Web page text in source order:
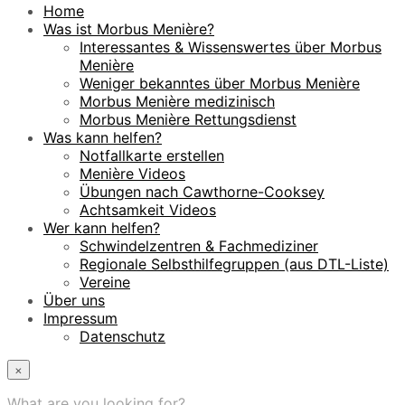
Home
Was ist Morbus Menière?
Interessantes & Wissenswertes über Morbus
Menière
Weniger bekanntes über Morbus Menière
Morbus Menière medizinisch
Morbus Menière Rettungsdienst
Was kann helfen?
Notfallkarte erstellen
Menière Videos
Übungen nach Cawthorne-Cooksey
Achtsamkeit Videos
Wer kann helfen?
Schwindelzentren & Fachmediziner
Regionale Selbsthilfegruppen (aus DTL-Liste)
Vereine
Über uns
Impressum
Datenschutz
×